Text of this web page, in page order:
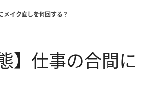
メイク直しを何回する？
】仕事の合間に